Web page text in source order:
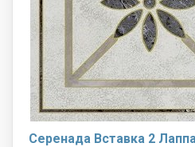
Серенада Вставка 2